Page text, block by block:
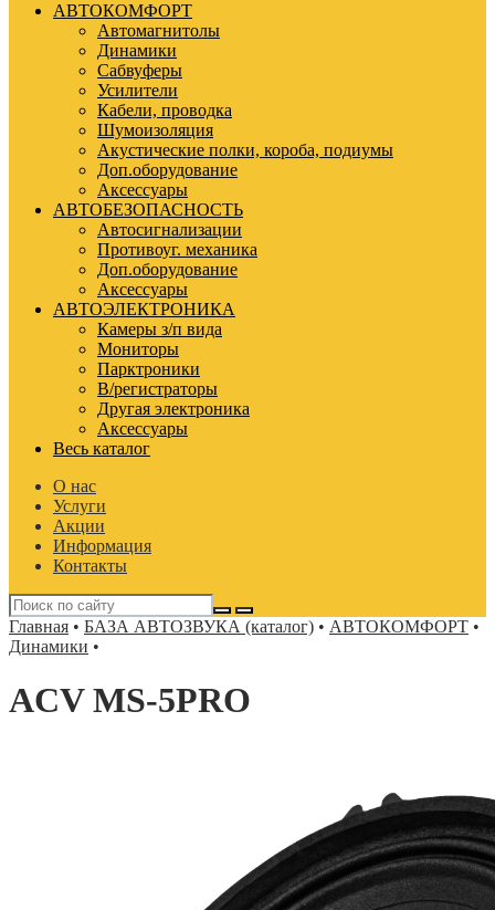
АВТОКОМФОРТ
Автомагнитолы
Динамики
Сабвуферы
Усилители
Кабели, проводка
Шумоизоляция
Акустические полки, короба, подиумы
Доп.оборудование
Аксессуары
АВТОБЕЗОПАСНОСТЬ
Автосигнализации
Противоуг. механика
Доп.оборудование
Аксессуары
АВТОЭЛЕКТРОНИКА
Камеры з/п вида
Мониторы
Парктроники
В/регистраторы
Другая электроника
Аксессуары
Весь каталог
О нас
Услуги
Акции
Информация
Контакты
Главная • БАЗА АВТОЗВУКА (каталог) • АВТОКОМФОРТ •
Динамики •
ACV MS-5PRO